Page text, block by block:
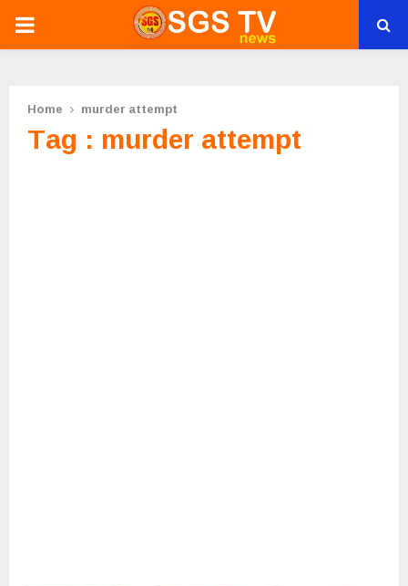
PRIMARY
Home murder attempt
Tag : murder attempt